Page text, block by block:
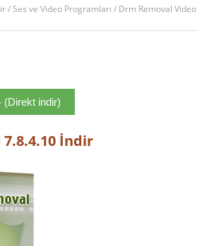
/Ses ve Video Programları / Drm Removal Video
(Direkt indir)
İndir